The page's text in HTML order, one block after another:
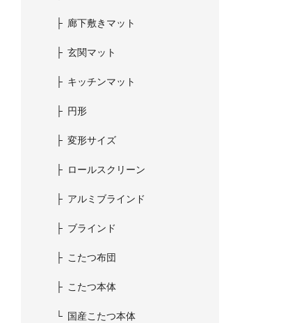
廊下敷きマット
玄関マット
キッチンマット
円形
変形サイズ
ロールスクリーン
アルミブラインド
ブラインド
こたつ布団
こたつ本体
国産こたつ本体